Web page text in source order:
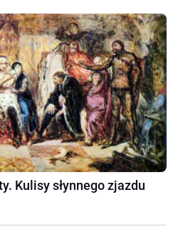
Kulisy słynnego zjazdu